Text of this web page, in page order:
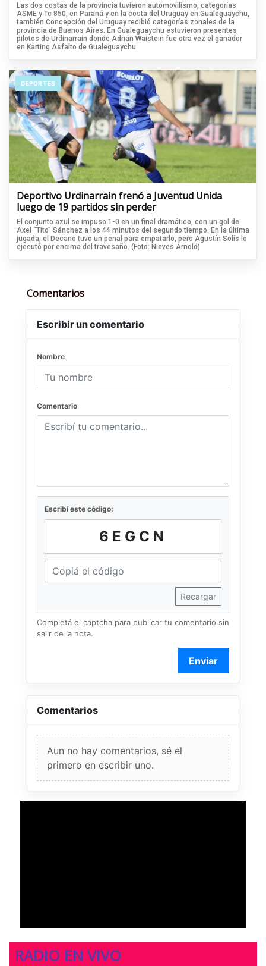
Las dos costas de la provincia tuvieron automovilismo, categorías
ASME y Tc 850, en Paraná y en la costa del Uruguay en Gualeguaychu,
también Concepción del Uruguay recibió categorías zonales de la
provincia de Buenos Aires. En Gualeguaychu estuvieron presentes
pilotos de Urdinarrain donde Adrián Waistein fue otra vez el ganador
en Karting Asfalto de Gualeguaychu.
DEPORTES
Deportivo Urdinarrain frenó a Juventud Unida
luego de 19 partidos sin perder
El conjunto azul se impuso 1-0 en un final dramático, con un gol de
Axel “Tito” Sánchez a los 44 minutos del segundo tiempo. En la última
jugada, el Decano tuvo un penal para empatarlo, pero Agustín Solís lo
ejecutó por encima del travesaño. (Foto: Nieves Arnold)
Comentarios
Escribir un comentario
Nombre
Comentario
Escribí este código:
6EGCN
Recargar
Completá el captcha para publicar tu comentario sin
salir de la nota.
Enviar
Comentarios
Aun no hay comentarios, sé el
primero en escribir uno.
RADIO EN VIVO